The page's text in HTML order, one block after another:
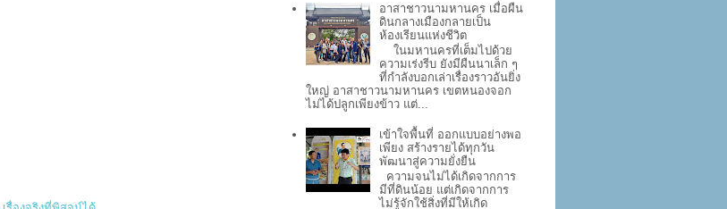
อาสาชาวนามหานคร เมื่อผืน
ดินกลางเมืองกลายเป็น
ห้องเรียนแห่งชีวิต
ในมหานครที่เต็มไปด้วย
ความเร่งรีบ ยังมีผืนนาเล็ก ๆ
ที่กำลังบอกเล่าเรื่องราวอันยิ่ง
ใหญ่ อาสาชาวนามหานคร เขตหนองจอก
ไม่ได้ปลูกเพียงข้าว แต่...
เข้าใจพื้นที่ ออกแบบอย่างพอ
เพียง สร้างรายได้ทุกวัน
พัฒนาสู่ความยั่งยืน
ความจนไม่ได้เกิดจากการ
มีที่ดินน้อย แต่เกิดจากการ
ไม่รู้จักใช้สิ่งที่มีให้เกิด